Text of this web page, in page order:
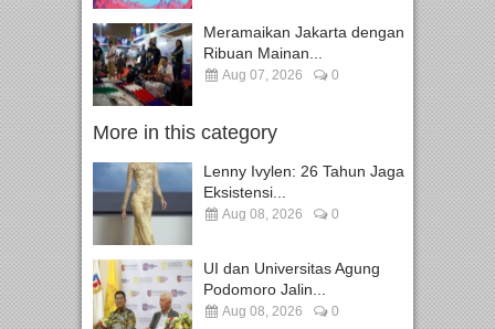
Meramaikan Jakarta dengan
Ribuan Mainan...
Aug 07, 2026 0
More in this category
Lenny Ivylen: 26 Tahun Jaga
Eksistensi...
Aug 08, 2026 0
UI dan Universitas Agung
Podomoro Jalin...
Aug 08, 2026 0